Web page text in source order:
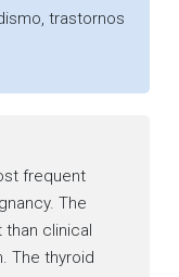
trastornos
frequent
The
clinical
The thyroid